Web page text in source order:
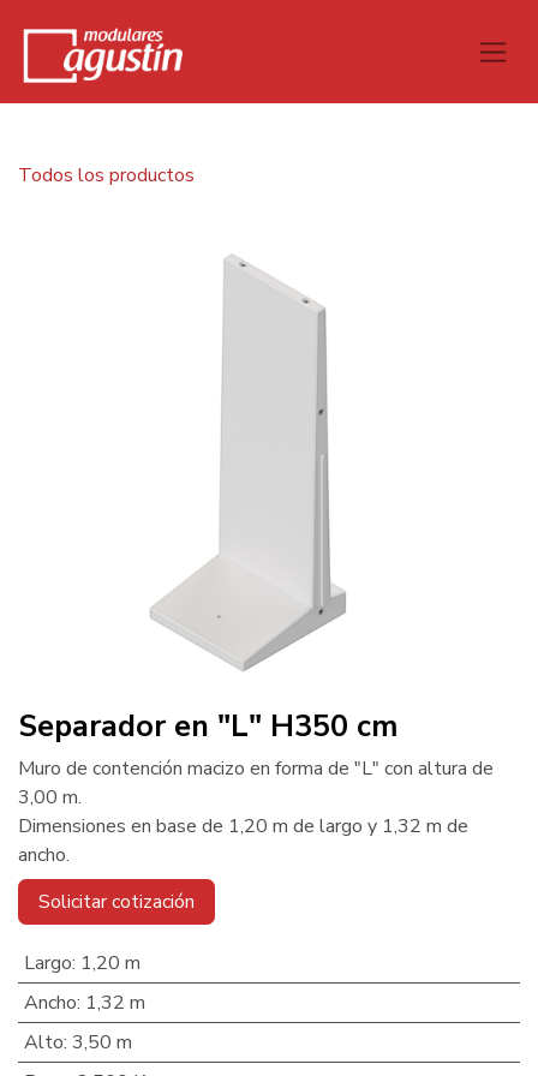
Todos los productos
Separador en "L" H350 cm
Muro de contención macizo en forma de "L" con altura de
3,00 m.
Dimensiones en base de 1,20 m de largo y 1,32 m de
ancho.
Solicitar cotización
Largo: 1,20 m
Ancho: 1,32 m
Alto: 3,50 m